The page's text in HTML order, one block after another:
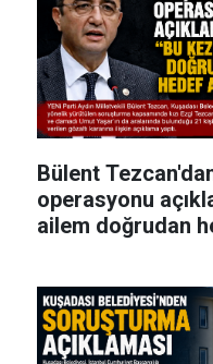
Bülent
operasyonu
ailem doğrudan